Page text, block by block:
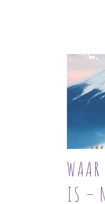
IS –